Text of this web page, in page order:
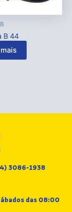
B 44
3086-1938
das 08:00